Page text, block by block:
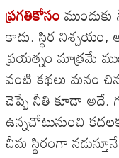
ప్రగతికోసం
కాదు. స్థిర నిశ్చయం,
ప్రయత్నం మాత్రమే
వంటి కథలు మనం
చెప్పే నీతి కూడా అదే.
ఉన్నచోటునుంచి
చీమ స్థిరంగా